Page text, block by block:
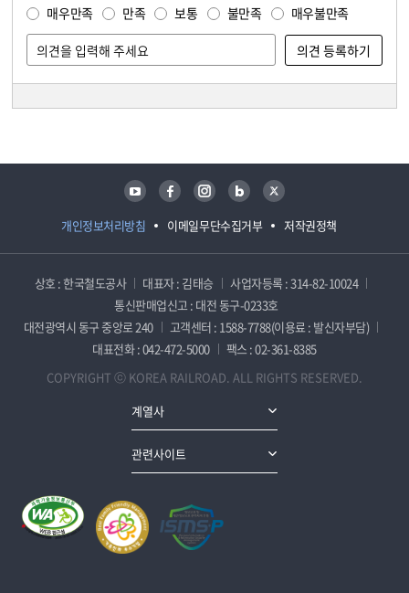
매우만족 만족 보통 불만족 매우불만족
개인정보처리방침 이메일무단수집거부 저작권정책
유튜브 페이스북 인스타그램 블로그 트위터
상호 : 한국철도공사 대표자 : 김태승
사업자등록 : 314-82-10024
통신판매업신고 : 대전 동구-0233호
대전광역시 동구 중앙로 240
고객센터 : 1588-7788(이용료 : 발신자부담)
대표전화 : 042-472-5000
팩스 : 02-361-8385
COPYRIGHT ⓒ KOREA RAILROAD. ALL RIGHTS RESERVED.
계열사
관련사이트